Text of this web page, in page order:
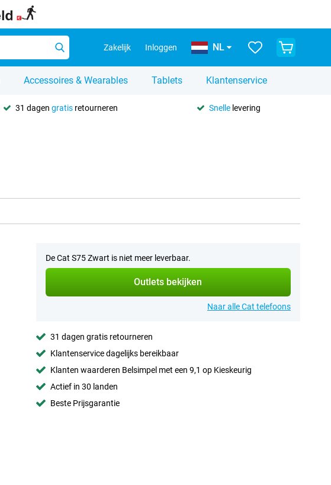
Zakelijk Inloggen NL
Accessoires & Wearables Tablets Klantenservice
31 dagen gratisretourneren Snellelevering
De Cat S75 Zwart is niet meer leverbaar.
Outlets bekijken
Naar alle Cat telefoons
31 dagen gratis retourneren
Klantenservice dagelijks bereikbaar
Klanten waarderen Belsimpel met een 9,1 op Kieskeurig
Actief in 30 landen
Beste Prijsgarantie